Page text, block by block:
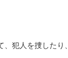
、犯人を捜した